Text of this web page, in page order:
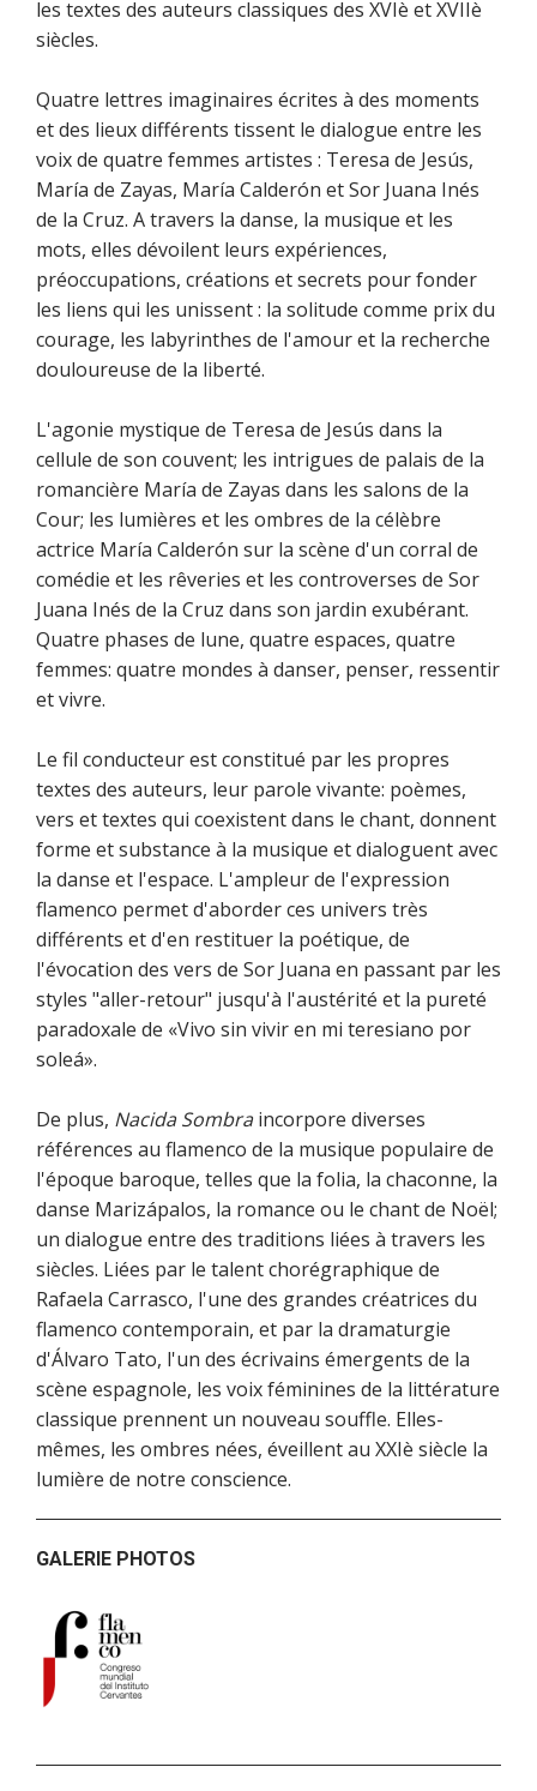
les textes des auteurs classiques des XVIè et XVIIè
siècles.
Quatre lettres imaginaires écrites à des moments
et des lieux différents tissent le dialogue entre les
voix de quatre femmes artistes : Teresa de Jesús,
María de Zayas, María Calderón et Sor Juana Inés
de la Cruz. A travers la danse, la musique et les
mots, elles dévoilent leurs expériences,
préoccupations, créations et secrets pour fonder
les liens qui les unissent : la solitude comme prix du
courage, les labyrinthes de l'amour et la recherche
douloureuse de la liberté.
L'agonie mystique de Teresa de Jesús dans la
cellule de son couvent; les intrigues de palais de la
romancière María de Zayas dans les salons de la
Cour; les lumières et les ombres de la célèbre
actrice María Calderón sur la scène d'un corral de
comédie et les rêveries et les controverses de Sor
Juana Inés de la Cruz dans son jardin exubérant.
Quatre phases de lune, quatre espaces, quatre
femmes: quatre mondes à danser, penser, ressentir
et vivre.
Le fil conducteur est constitué par les propres
textes des auteurs, leur parole vivante: poèmes,
vers et textes qui coexistent dans le chant, donnent
forme et substance à la musique et dialoguent avec
la danse et l'espace. L'ampleur de l'expression
flamenco permet d'aborder ces univers très
différents et d'en restituer la poétique, de
l'évocation des vers de Sor Juana en passant par les
styles "aller-retour" jusqu'à l'austérité et la pureté
paradoxale de «Vivo sin vivir en mi teresiano por
soleá».
De plus, Nacida Sombraincorpore diverses
références au flamenco de la musique populaire de
l'époque baroque, telles que la folia, la chaconne, la
danse Marizápalos, la romance ou le chant de Noël;
un dialogue entre des traditions liées à travers les
siècles. Liées par le talent chorégraphique de
Rafaela Carrasco, l'une des grandes créatrices du
flamenco contemporain, et par la dramaturgie
d'Álvaro Tato, l'un des écrivains émergents de la
scène espagnole, les voix féminines de la littérature
classique prennent un nouveau souffle. Elles-
mêmes, les ombres nées, éveillent au XXIè siècle la
lumière de notre conscience.
GALERIE PHOTOS